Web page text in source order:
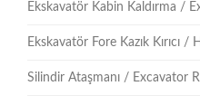
Ekskavatör Kabin Kaldırma /
Ekskavatör Fore Kazık Kırıcı /
Silindir Ataşmanı / Excavator